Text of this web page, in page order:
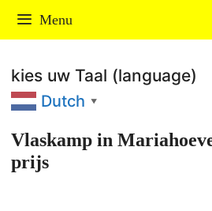
Ga
naar
inhoud
Menu
kies uw Taal (language)
Dutch ▼
Vlaskamp in
prijs